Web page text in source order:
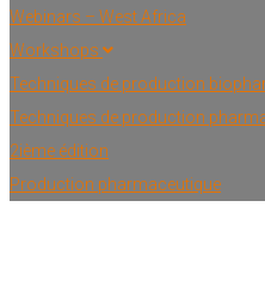
Webinars – West Africa
Workshops
Techniques de production
Techniques de production
2ième édition
Production pharmaceutique